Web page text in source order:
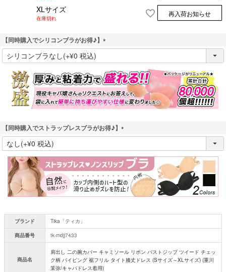
XLサイズ
在庫切れ
再入荷お知らせ
【同時購入でシリコンブラがお得♪】
(
)
【同時購入でストラップレスブラがお得♪】
(
須
)
ブランド
Tika「ティカ」
商品番号
tk-mdjj7433
商品名
肩出し 二の腕カバー キャミソール リボン バストジップ ツイード チェッ
ク柄 パイピング 裾フリル タイト膝丈ドレス (Sサイズ～XLサイズ) (重川
茉弥/キャバドレス着用)